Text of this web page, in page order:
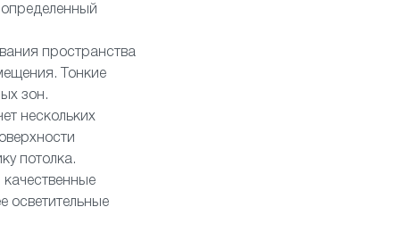
пространства
Тонкие
зон.
нескольких
потолка.
осветительные